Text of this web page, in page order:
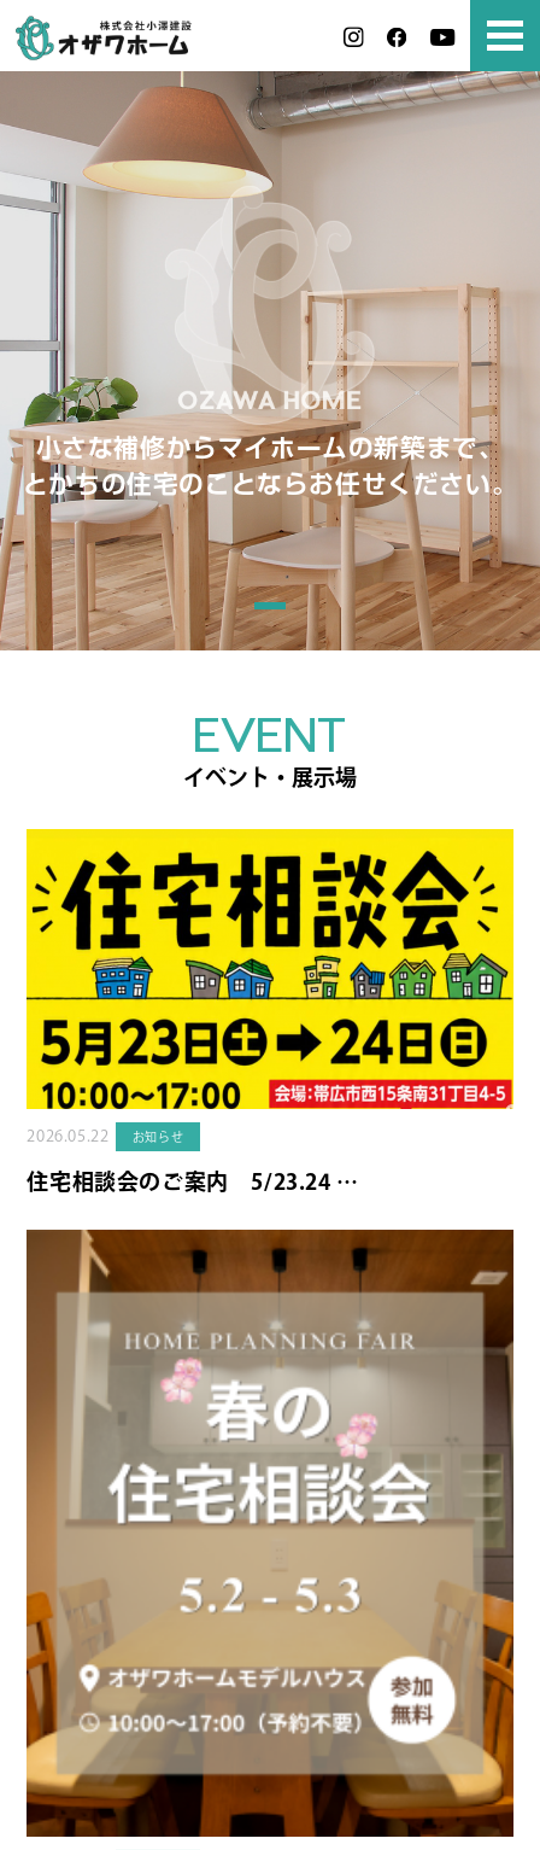
小さな補修からマイホームの新築まで、
とかちの住宅のことならお任せください。
EVENT
イベント・展示場
2026.05.22 お知らせ
住宅相談会のご案内 5/23.24 …